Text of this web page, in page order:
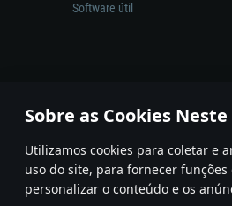
Sobre as Cookies
Utilizamos cookies para coletar e
uso do site, para fornecer
personalizar o conteúdo e os
Software útil
A reprodução de qualquer
© 2011—2026 Gaijin Games
Termos e condições